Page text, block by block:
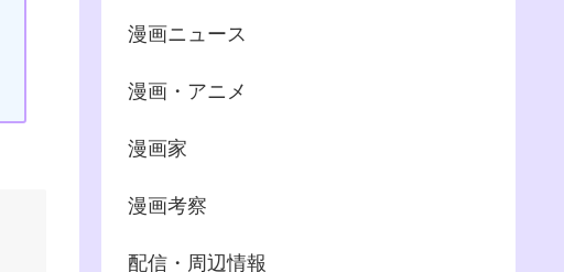
漫画ニュース
漫画・アニメ
漫画家
漫画考察
配信・周辺情報